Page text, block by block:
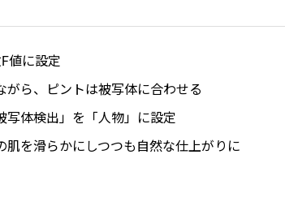
値に設定
ら、ピントは被写体に合わせる
写体検出」を「人物」に設定
肌を滑らかにしつつも自然な仕上がりに